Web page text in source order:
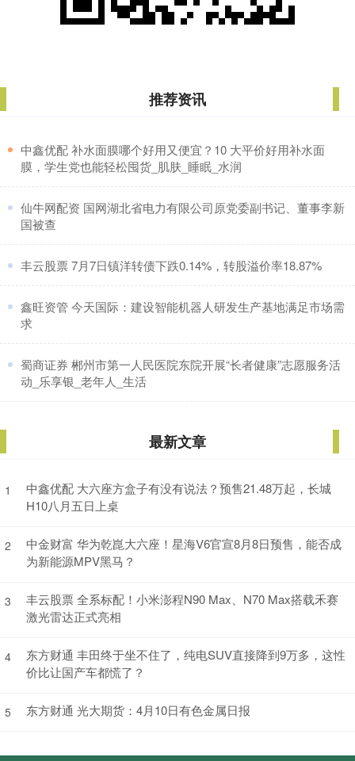
推荐资讯
​中鑫优配 补水面膜哪个好用又便宜？10 大平价好用补水面
膜，学生党也能轻松囤货_肌肤_睡眠_水润
​仙牛网配资 国网湖北省电力有限公司原党委副书记、董事李新
国被查
​丰云股票 7月7日镇洋转债下跌0.14%，转股溢价率18.87%
​鑫旺资管 今天国际：建设智能机器人研发生产基地满足市场需
求
​蜀商证券 郴州市第一人民医院东院开展“长者健康”志愿服务活
动_乐享银_老年人_生活
最新文章
1
中鑫优配 大六座方盒子有没有说法？预售21.48万起，长城
H10八月五日上桌
2
中金财富 华为乾崑大六座！星海V6官宣8月8日预售，能否成
为新能源MPV黑马？
3
丰云股票 全系标配！小米澎程N90 Max、N70 Max搭载禾赛
激光雷达正式亮相
4
东方财通 丰田终于坐不住了，纯电SUV直接降到9万多，这性
价比让国产车都慌了？
5 东方财通 光大期货：4月10日有色金属日报